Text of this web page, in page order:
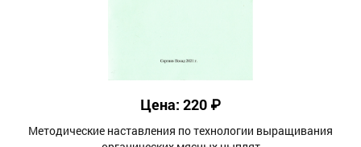
Цена: 220 ₽
Методические наставления по технологии выращивания